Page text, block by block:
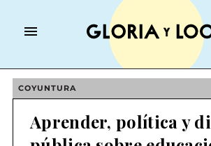
Skip
content
NOTAS
GALERÍAS
Gloria y
COYUNTURA
Aprender, política y